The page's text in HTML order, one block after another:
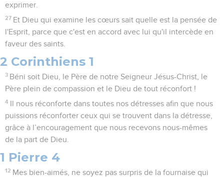
exprimer.
27 Et Dieu qui examine les cœurs sait quelle est la pensée de
l'Esprit, parce que c'est en accord avec lui qu'il intercède en
faveur des saints.
2 Corinthiens 1
3 Béni soit Dieu, le Père de notre Seigneur Jésus-Christ, le
Père plein de compassion et le Dieu de tout réconfort !
4 Il nous réconforte dans toutes nos détresses afin que nous
puissions réconforter ceux qui se trouvent dans la détresse,
grâce à l’encouragement que nous recevons nous-mêmes
de la part de Dieu.
1 Pierre 4
12 Mes bien-aimés, ne soyez pas surpris de la fournaise qui